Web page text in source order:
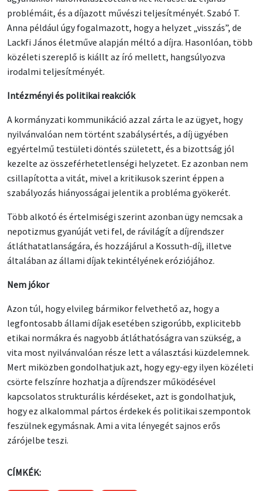
problémáit, és a díjazott művészi teljesítményét. Szabó T.
Anna például úgy fogalmazott, hogy a helyzet „visszás”, de
Lackfi János életműve alapján méltó a díjra. Hasonlóan, több
közéleti szereplő is kiállt az író mellett, hangsúlyozva
irodalmi teljesítményét.
Intézményi és politikai reakciók
A kormányzati kommunikáció azzal zárta le az ügyet, hogy
nyilvánvalóan nem történt szabálysértés, a díj ügyében
egyértelmű testületi döntés született, és a bizottság jól
kezelte az összeférhetetlenségi helyzetet. Ez azonban nem
csillapította a vitát, mivel a kritikusok szerint éppen a
szabályozás hiányosságai jelentik a probléma gyökerét.
Több alkotó és értelmiségi szerint azonban ügy nemcsak a
nepotizmus gyanúját veti fel, de rávilágít a díjrendszer
átláthatatlanságára, és hozzájárul a Kossuth-díj, illetve
általában az állami díjak tekintélyének eróziójához.
Nem jókor
Azon túl, hogy elvileg bármikor felvethető az, hogy a
legfontosabb állami díjak esetében szigorúbb, explicitebb
etikai normákra és nagyobb átláthatóságra van szükség, a
vita most nyilvánvalóan része lett a választási küzdelemnek.
Mert miközben gondolhatjuk azt, hogy egy-egy ilyen közéleti
csörte felszínre hozhatja a díjrendszer működésével
kapcsolatos strukturális kérdéseket, azt is gondolhatjuk,
hogy ez alkalommal pártos érdekek és politikai szempontok
feszülnek egymásnak. Ami a vita lényegét sajnos erős
zárójelbe teszi.
CÍMKÉK: